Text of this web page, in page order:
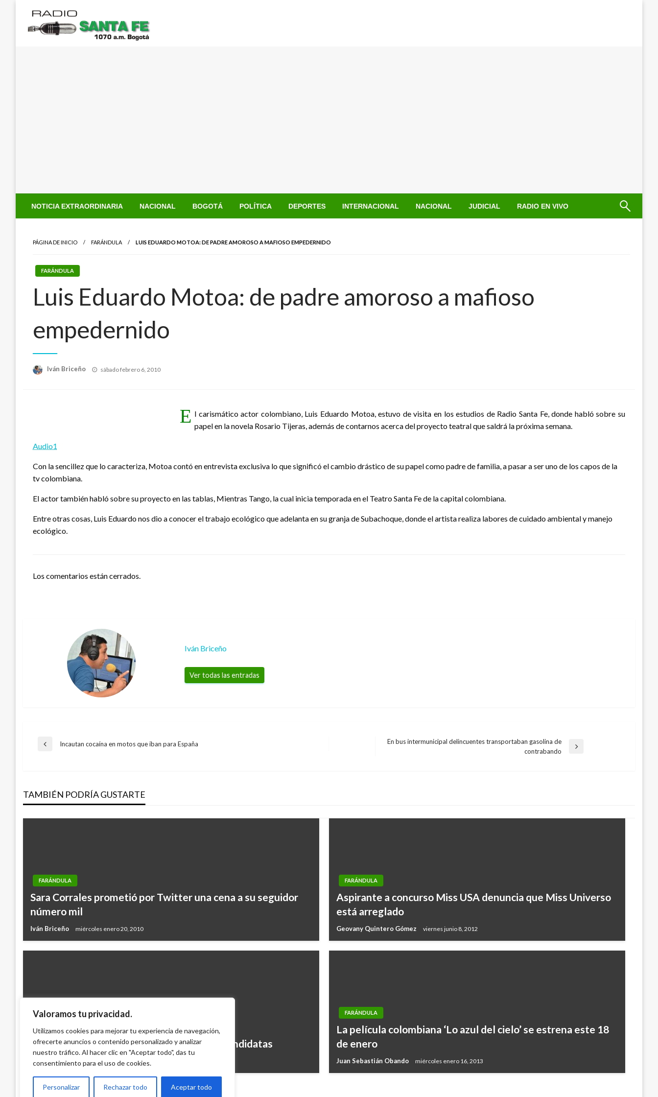
Valoramos tu privacidad.
Utilizamos cookies para mejorar tu experiencia de navegación,
ofrecerte anuncios o contenido personalizado y analizar
nuestro tráfico. Al hacer clic en "Aceptar todo", das tu
consentimiento para el uso de cookies.
Personalizar Rechazar todo Aceptar todo
contenido
NOTICIA EXTRAORDINARIA NACIONAL BOGOTÁ POLÍTICA DEPORTES INTERNACIONAL NACIONAL JUDICIAL RADIO EN VIVO
PÁGINA DE INICIO FARÁNDULA LUIS EDUARDO MOTOA: DE PADRE AMOROSO A MAFIOSO EMPEDERNIDO
FARÁNDULA
Luis Eduardo Motoa: de padre amoroso a mafioso
empedernido
Iván Briceño
Publicado
sábado febrero 6, 2010
E l carismático actor colombiano, Luis Eduardo Motoa, estuvo de visita en los estudios de Radio Santa Fe, donde habló sobre su
papel en la novela Rosario Tijeras, además de contarnos acerca del proyecto teatral que saldrá la próxima semana.
Audio1
Con la sencillez que lo caracteriza, Motoa contó en entrevista exclusiva lo que significó el cambio drástico de su papel como padre de familia, a pasar a ser uno de los capos de la
tv colombiana.
El actor también habló sobre su proyecto en las tablas, Mientras Tango, la cual inicia temporada en el Teatro Santa Fe de la capital colombiana.
Entre otras cosas, Luis Eduardo nos dio a conocer el trabajo ecológico que adelanta en su granja de Subachoque, donde el artista realiza labores de cuidado ambiental y manejo
ecológico.
Los comentarios están cerrados.
Iván Briceño
Ver todas las entradas
Navegación
entradas
Entrada
Incautan cocaína en motos que iban para España
En bus intermunicipal delincuentes transportaban gasolina de
contrabando
TAMBIÉN PODRÍA GUSTARTE
FARÁNDULA
Sara Corrales prometió por Twitter una cena a su seguidor
número mil
Iván Briceño miércoles enero 20, 2010
FARÁNDULA
Aspirante a concurso Miss USA denuncia que Miss Universo
está arreglado
Geovany Quintero Gómez viernes junio 8, 2012
Sólo hay diez Oscar para las 274 películas candidatas
Sergio Castillo viernes diciembre 18, 2009
FARÁNDULA
La película colombiana ‘Lo azul del cielo’ se estrena este 18
de enero
Juan Sebastián Obando miércoles enero 16, 2013